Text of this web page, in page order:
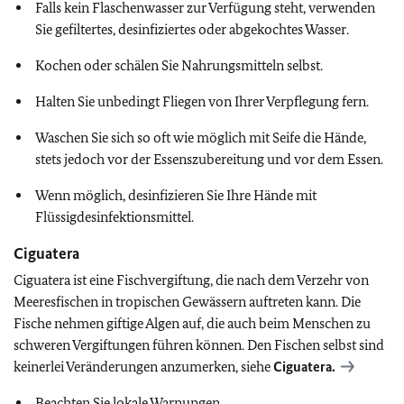
Falls kein Flaschenwasser zur Verfügung steht, verwenden
Sie gefiltertes, desinfiziertes oder abgekochtes Wasser.
Kochen oder schälen Sie Nahrungsmitteln selbst.
Halten Sie unbedingt Fliegen von Ihrer Verpflegung fern.
Waschen Sie sich so oft wie möglich mit Seife die Hände,
stets jedoch vor der Essenszubereitung und vor dem Essen.
Wenn möglich, desinfizieren Sie Ihre Hände mit
Flüssigdesinfektionsmittel.
Ciguatera
Ciguatera ist eine Fischvergiftung, die nach dem Verzehr von
Meeresfischen in tropischen Gewässern auftreten kann. Die
Fische nehmen giftige Algen auf, die auch beim Menschen zu
schweren Vergiftungen führen können. Den Fischen selbst sind
keinerlei Veränderungen anzumerken, sieheCiguatera.